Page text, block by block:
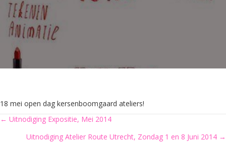
18 mei open dag kersenboomgaard ateliers!
Posts
← Uitnodiging Expositie, Mei 2014
Uitnodiging Atelier Route Utrecht, Zondag 1 en 8 Juni 2014 →